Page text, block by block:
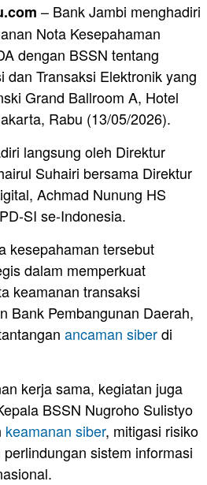
– Bank Jambi menghadiri
Nota Kesepahaman
dengan BSSN tentang
dan Transaksi Elektronik yang
Grand Ballroom A, Hotel
Rabu (13/05/2026).
langsung oleh Direktur
Suhairi bersama Direktur
Achmad Nunung HS
SI se-Indonesia.
kesepahaman tersebut
dalam memperkuat
keamanan transaksi
Bank Pembangunan Daerah,
ancaman siberdi
kerja sama, kegiatan juga
BSSN Nugroho Sulistyo
keamanan siber, mitigasi risiko
sistem informasi